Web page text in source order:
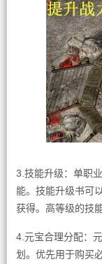
3.技能升级：单职
能。技能升级书可
获得。高等级的技
4.元宝合理分配：
划。优先用于购买